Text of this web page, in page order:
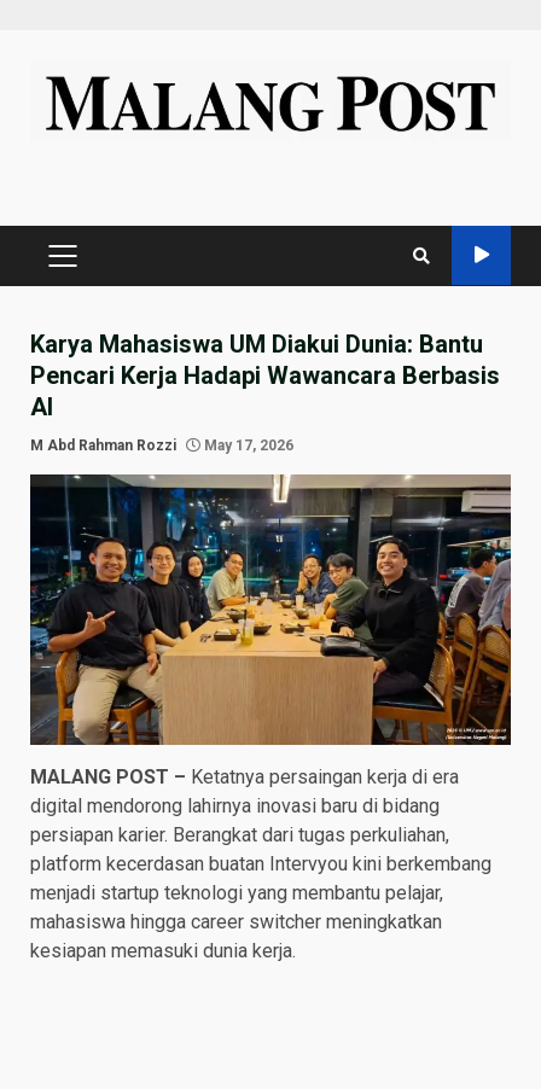
content
PRIMARY
Karya Mahasiswa UM Diakui Dunia: Bantu
Pencari Kerja Hadapi Wawancara Berbasis
AI
M Abd Rahman Rozzi May 17, 2026
MALANG POST – Ketatnya persaingan kerja di era
digital mendorong lahirnya inovasi baru di bidang
persiapan karier. Berangkat dari tugas perkuliahan,
platform kecerdasan buatan Intervyou kini berkembang
menjadi startup teknologi yang membantu pelajar,
mahasiswa hingga career switcher meningkatkan
kesiapan memasuki dunia kerja.